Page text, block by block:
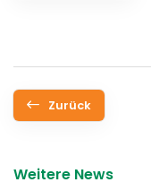
Zurück
Weitere News